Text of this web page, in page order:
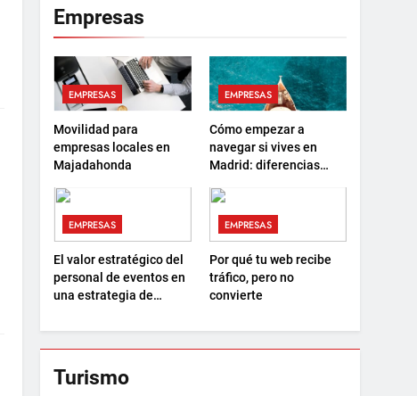
Empresas
EMPRESAS
Movilidad para
empresas locales en
Majadahonda
EMPRESAS
Cómo empezar a
navegar si vives en
Madrid: diferencias
Licencia de Navegación
EMPRESAS
El valor estratégico del
personal de eventos en
una estrategia de
EMPRESAS
Por qué tu web recibe
tráfico, pero no
convierte
Turismo